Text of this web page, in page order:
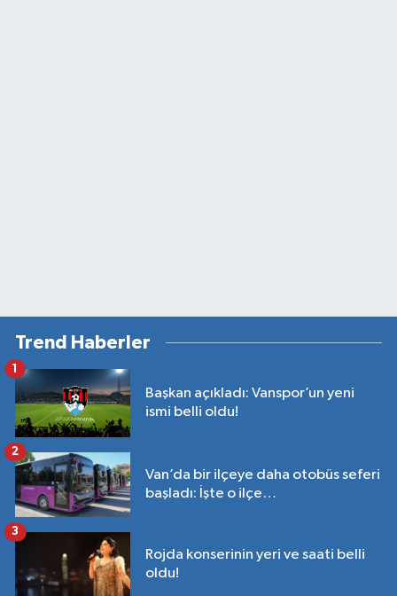
Trend Haberler
Başkan açıkladı: Vanspor’un yeni
ismi belli oldu!
1
Van’da bir ilçeye daha otobüs seferi
başladı: İşte o ilçe…
2
Rojda konserinin yeri ve saati belli
oldu!
3